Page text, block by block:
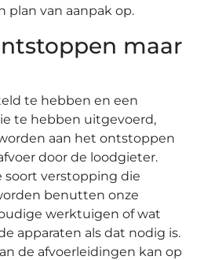
plan van aanpak op.
maar
te hebben en een
te hebben uitgevoerd,
aan het ontstoppen
door de loodgieter.
soort verstopping die
benutten onze
werktuigen of wat
apparaten als dat nodig is.
de afvoerleidingen kan op